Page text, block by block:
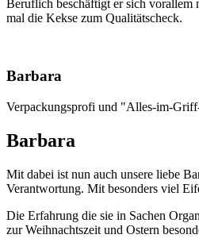
Beruflich beschäftigt er sich vorallem
mal die Kekse zum Qualitätscheck.
Barbara
Verpackungsprofi und "Alles-im-
Barbara
Mit dabei ist nun auch unsere liebe
Verantwortung. Mit besonders viel
Die Erfahrung die sie in Sachen
zur Weihnachtszeit und Ostern